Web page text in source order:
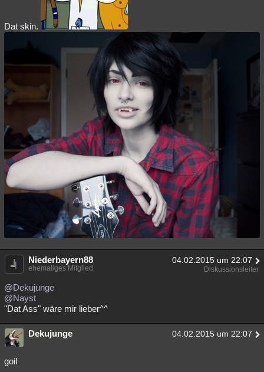
Teilgenommen Alle
Schlüsselwörter
Dat skin.
Niederbayern88 04.02.2015 um 22:07
ehemaliges Mitglied Diskussionsleiter
@Dekujunge
@Nayst
"Dat Ass" wäre mir lieber^^
Dekujunge 04.02.2015 um 22:07
goil